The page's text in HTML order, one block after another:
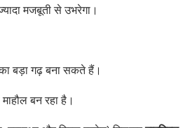
मजबूती से उभरेगा।
बड़ा गढ़ बना सकते हैं।
बन रहा है।